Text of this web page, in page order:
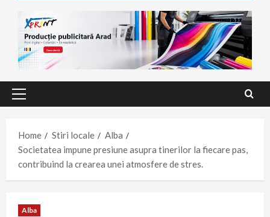
Primary
Home
Stiri locale
Alba
Societatea impune presiune asupra tinerilor la fiecare pas,
contribuind la crearea unei atmosfere de stres.
Alba